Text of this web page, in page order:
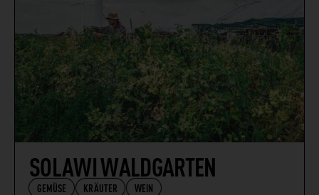
SOLAWI WALDGARTEN
GEMÜSE KRÄUTER WEIN